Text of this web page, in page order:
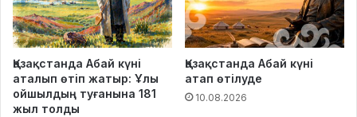
Қазақстанда Абай күні
аталып өтіп жатыр: Ұлы
ойшылдың туғанына 181
жыл толды
Қазақстанда Абай күні
атап өтілуде
10.08.2026